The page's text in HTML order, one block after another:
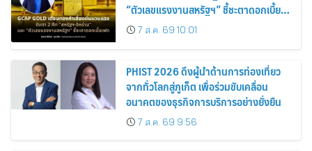
“ตัวเลขแรงงานสหรัฐฯ” ชี้ชะตาดอกเบี้ย
เฟด7 ส.ค. 69 10:01
PHIST 2026 ดึงผู้นำด้านการท่องเที่ยว
จากทั่วโลกสู่ภูเก็ต เพื่อร่วมขับเคลื่อน
อนาคตของธุรกิจการบริการอย่างยั่งยืน
7 ส.ค. 69 9:56